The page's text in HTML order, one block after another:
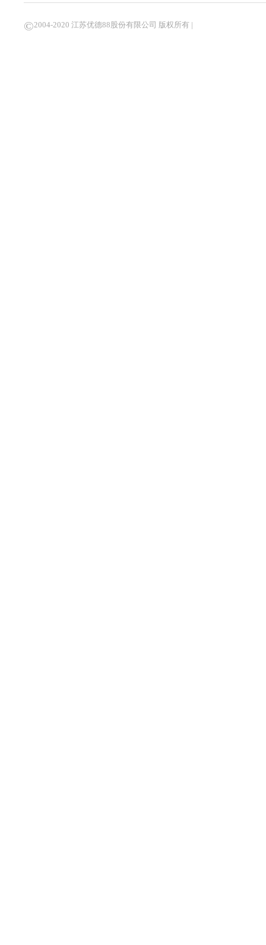
©2004-2020 江苏优德88股份有限公司 版权所有 |